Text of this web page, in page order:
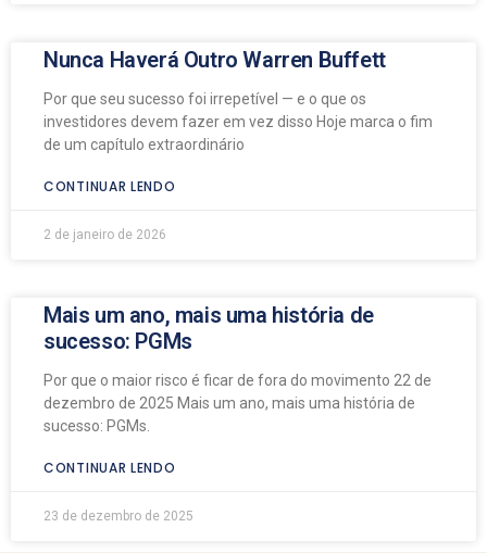
Nunca Haverá Outro Warren Buffett
Por que seu sucesso foi irrepetível — e o que os
investidores devem fazer em vez disso Hoje marca o fim
de um capítulo extraordinário
CONTINUAR LENDO
2 de janeiro de 2026
Mais um ano, mais uma história de
sucesso: PGMs
Por que o maior risco é ficar de fora do movimento 22 de
dezembro de 2025 Mais um ano, mais uma história de
sucesso: PGMs.
CONTINUAR LENDO
23 de dezembro de 2025